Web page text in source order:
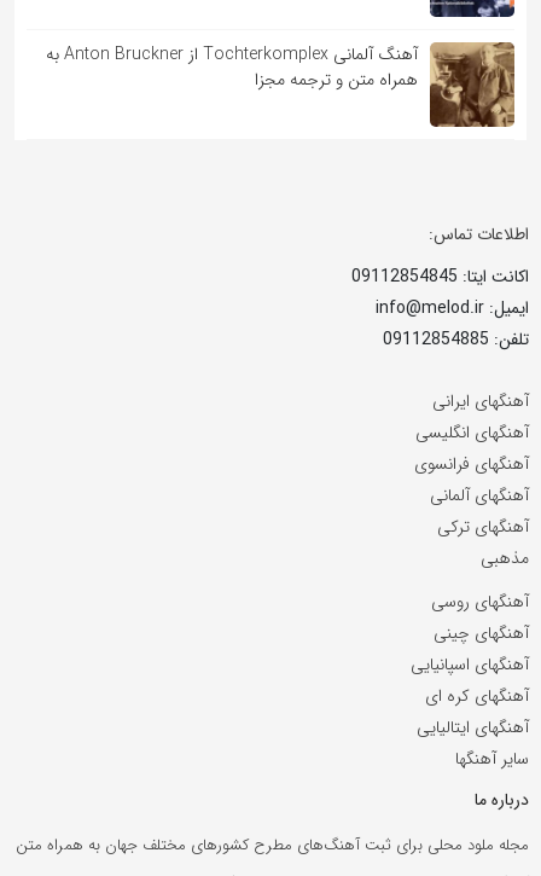
آهنگ آلمانی Tochterkomplex از Anton Bruckner به
همراه متن و ترجمه مجزا
اطلاعات تماس:
اکانت ایتا: 09112854845
ایمیل: info@melod.ir
تلفن: 09112854885
آهنگهای ایرانی
آهنگهای انگلیسی
آهنگهای فرانسوی
آهنگهای آلمانی
آهنگهای ترکی
مذهبی
آهنگهای روسی
آهنگهای چینی
آهنگهای اسپانیایی
آهنگهای کره ای
آهنگهای ایتالیایی
سایر آهنگها
درباره ما
مجله ملود محلی برای ثبت آهنگ‌های مطرح کشورهای مختلف جهان به همراه متن